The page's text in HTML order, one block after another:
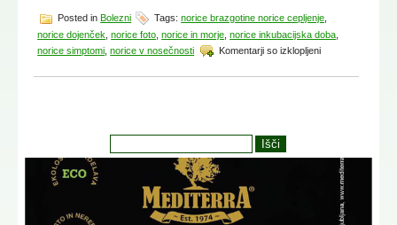
Posted inBolezni Tags:norice brazgotine norice cepljenje
norice dojenček ,norice foto ,norice in morje ,norice inkubacijska doba
norice simptomi ,norice v nosečnosti Komentarji so izklopljeniza